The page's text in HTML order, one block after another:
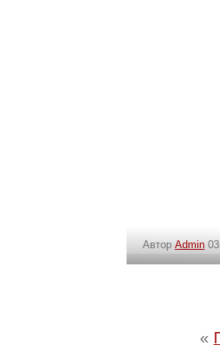
Автор Admin
«